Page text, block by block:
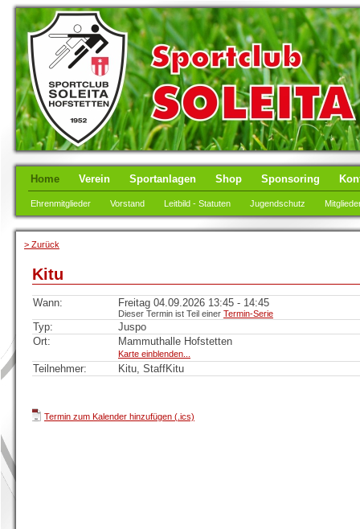
Home Verein Sportanlagen Shop Sponsoring
Ehrenmitglieder Vorstand Leitbild - Statuten Jugendschutz
> Zurück
Kitu
Wann: Freitag 04.09.2026 13:45 - 14:45
Dieser Termin ist Teil einer Termin-Serie
Typ:
Juspo
Ort:
Mammuthalle Hofstetten
Karte einblenden...
Teilnehmer: Kitu, StaffKitu
Termin zum Kalender hinzufügen (.ics)